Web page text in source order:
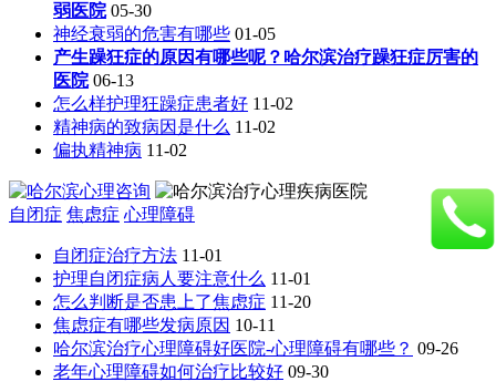
弱医院 05-30
神经衰弱的危害有哪些 01-05
产生躁狂症的原因有哪些呢？哈尔滨治疗躁狂症厉害的
医院 06-13
怎么样护理狂躁症患者好 11-02
精神病的致病因是什么 11-02
偏执精神病 11-02
自闭症 焦虑症 心理障碍
自闭症治疗方法 11-01
护理自闭症病人要注意什么 11-01
怎么判断是否患上了焦虑症 11-20
焦虑症有哪些发病原因 10-11
哈尔滨治疗心理障碍好医院-心理障碍有哪些？ 09-26
老年心理障碍如何治疗比较好 09-30